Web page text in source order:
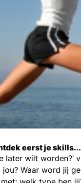
eerst je skills...
later wilt
jou? Waar word jij